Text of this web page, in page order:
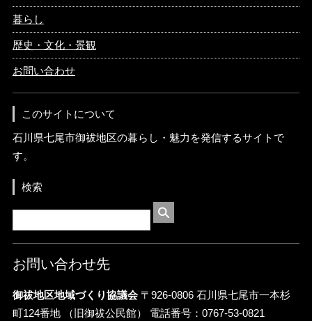
暮らし
歴史・文化・景観
お問い合わせ
このサイトについて
石川県七尾市御祓地区の暮らし・魅力を発信するサイトで
す。
検索
お問い合わせ先
御祓地区地域づくり協議会〒926-0806 石川県七尾市一本杉
町124番地 （旧御祓公民館） 電話番号：0767-53-0821